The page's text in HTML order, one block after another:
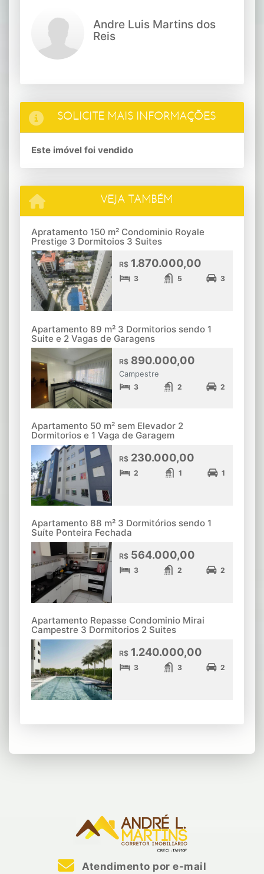
Andre Luis Martins dos
Reis
SOLICITE MAIS INFORMAÇÕES
Este imóvel foi vendido
VEJA TAMBÉM
Apratamento 150 m² Condominio Royale
Prestige 3 Dormitoios 3 Suites
R$1.870.000,00
3 5 3
Apartamento 89 m² 3 Dormitorios sendo 1
Suite e 2 Vagas de Garagens
R$890.000,00
Campestre
3 2 2
Apartamento 50 m² sem Elevador 2
Dormitorios e 1 Vaga de Garagem
R$230.000,00
2 1 1
Apartamento 88 m² 3 Dormitórios sendo 1
Suíte Ponteira Fechada
R$564.000,00
3 2 2
Apartamento Repasse Condominio Mirai
Campestre 3 Dormitorios 2 Suites
R$1.240.000,00
3 3 2
Atendimento por e-mail